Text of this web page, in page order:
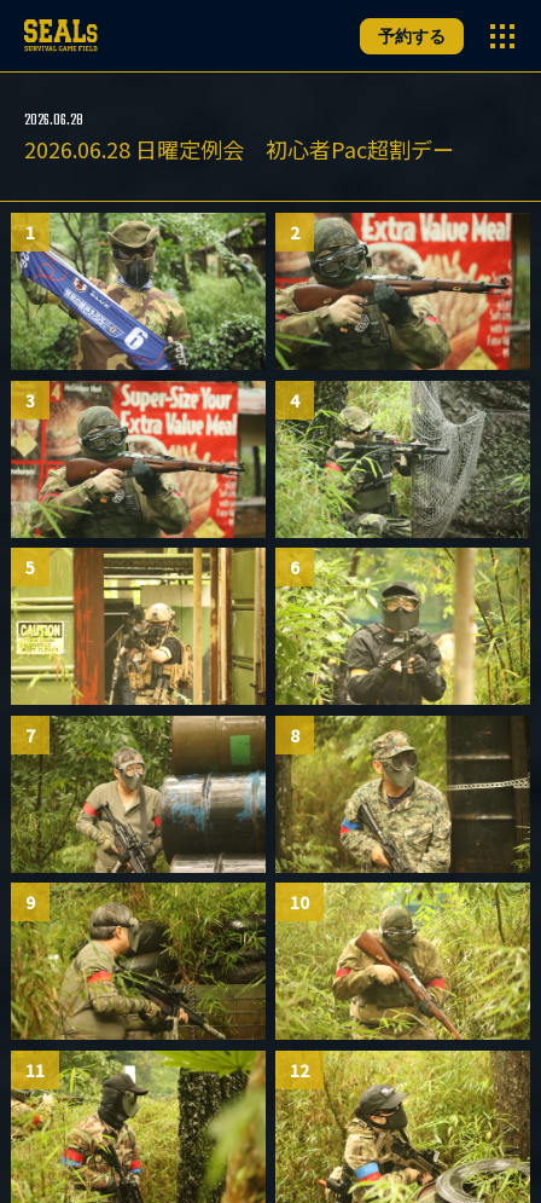
予約する
2026.06.28
2026.06.28 日曜定例会 初心者Pac超割デー
1 2
3 4
5 6
7 8
9 10
11 12